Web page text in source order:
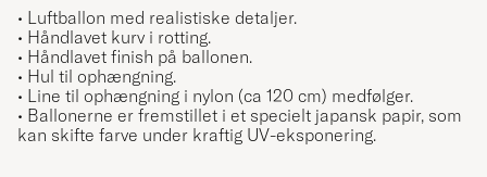
• Luftballon med realistiske detaljer.
• Håndlavet kurv i rotting.
• Håndlavet finish på ballonen.
• Hul til ophængning.
• Line til ophængning i nylon (ca 120 cm) medfølger.
• Ballonerne er fremstillet i et specielt japansk papir, som
kan skifte farve under kraftig UV-eksponering.